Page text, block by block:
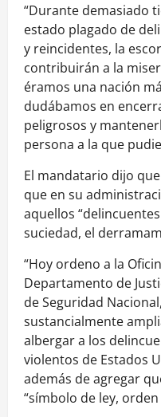
“Durante demasiado
estado plagado de
y reincidentes, la
contribuirán a la
éramos una nación
dudábamos en
peligrosos y
persona a la que
El mandatario dijo
que en su
aquellos
suciedad, el
“Hoy ordeno a la
Departamento de
de Seguridad
sustancialmente
albergar a los
violentos de Estados
además de agregar
“símbolo de ley, orden